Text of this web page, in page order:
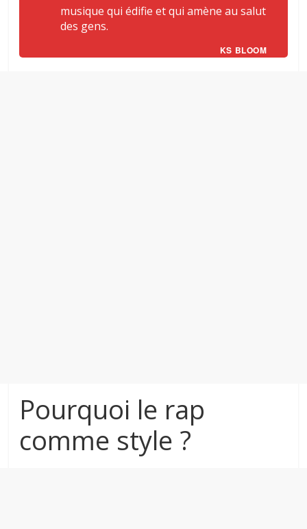
musique qui édifie et qui amène au salut
des gens.
KS BLOOM
Pourquoi le rap
comme style ?